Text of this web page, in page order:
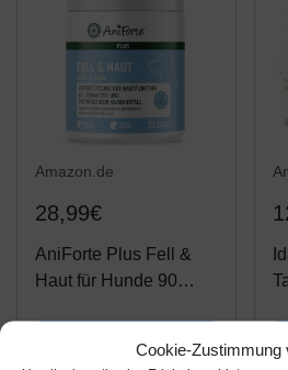
Cookie-Zustimmung
Amazon.de
28,99€
AniForte Plus Fell &
Haut für Hunde 90
Haarausfall, MSM,
Amazon / Ebay